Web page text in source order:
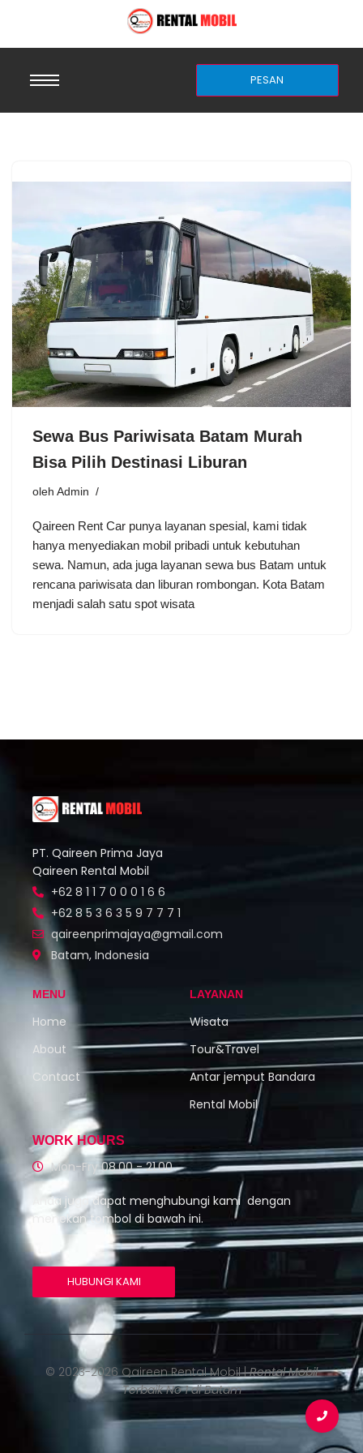
PESAN
Sewa Bus Pariwisata Batam Murah
Bisa Pilih Destinasi Liburan
oleh Admin
Qaireen Rent Car punya layanan spesial, kami tidak
hanya menyediakan mobil pribadi untuk kebutuhan
sewa. Namun, ada juga layanan sewa bus Batam untuk
rencana pariwisata dan liburan rombongan. Kota Batam
menjadi salah satu spot wisata
PT. Qaireen Prima Jaya
Qaireen Rental Mobil
+62 8 1 1 7 0 0 0 1 6 6
+62 8 5 3 6 3 5 9 7 7 7 1
qaireenprimajaya@gmail.com
Batam, Indonesia
MENU
Home
About
Contact
LAYANAN
Wisata
Tour&Travel
Antar jemput Bandara
Rental Mobil
WORK HOURS
Mon-Fry 08.00 - 21.00
Anda juga dapat menghubungi kami dengan
menekan tombol di bawah ini.
HUBUNGI KAMI
© 2023-2026 Qaireen Rental Mobil |Rental Mobil
Terbaik No 1 di Batam